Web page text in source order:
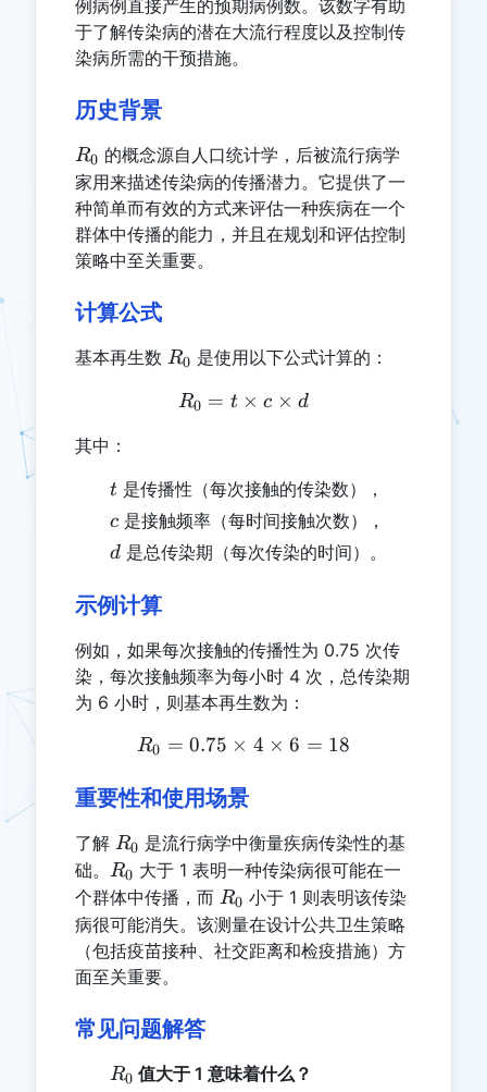
例病例直接产生的预期病例数。该数字有助
于了解传染病的潜在大流行程度以及控制传
染病所需的干预措施。
历史背景
R_0
R0 的概念源自人口统计学，后被流行病学
家用来描述传染病的传播潜力。它提供了一
种简单而有效的方式来评估一种疾病在一个
群体中传播的能力，并且在规划和评估控制
策略中至关重要。
计算公式
基本再生数 R_0
R0 是使用以下公式计算的：
R_0 = t \times c \times d
R0 = t × c × d
其中：
t
t 是传播性（每次接触的传染数），
c
c 是接触频率（每时间接触次数），
d
d 是总传染期（每次传染的时间）。
示例计算
例如，如果每次接触的传播性为 0.75 次传
染，每次接触频率为每小时 4 次，总传染期
为 6 小时，则基本再生数为：
R_0 = 0.75 \times 4
R0 = 0.75 × 4 × 6 = 18
重要性和使用场景
了解 R_0
R0 是流行病学中衡量疾病传染性的基
础。 R_0
R0 大于 1 表明一种传染病很可能在一
个群体中传播，而 R_0
R0 小于 1 则表明该传染
病很可能消失。该测量在设计公共卫生策略
（包括疫苗接种、社交距离和检疫措施）方
面至关重要。
常见问题解答
R_0
R0 值大于 1 意味着什么？